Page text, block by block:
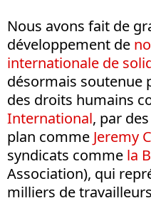
Nous avons fait de
développement de
internationale de
désormais soutenue
des droits humains
International, par
plan comme Jeremy
syndicats comme la
Association), qui
milliers de